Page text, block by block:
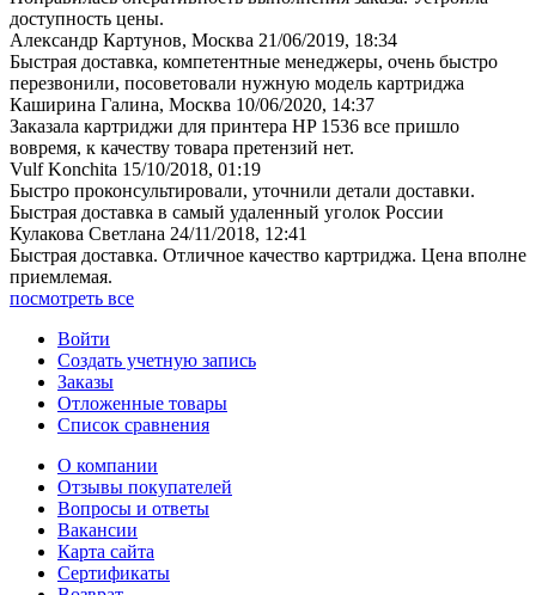
доступность цены.
Александр Картунов, Москва 21/06/2019, 18:34
Быстрая доставка, компетентные менеджеры, очень быстро
перезвонили, посоветовали нужную модель картриджа
Каширина Галина, Москва 10/06/2020, 14:37
Заказала картриджи для принтера HP 1536 все пришло
вовремя, к качеству товара претензий нет.
Vulf Konchita 15/10/2018, 01:19
Быстро проконсультировали, уточнили детали доставки.
Быстрая доставка в самый удаленный уголок России
Кулакова Светлана 24/11/2018, 12:41
Быстрая доставка. Отличное качество картриджа. Цена вполне
приемлемая.
посмотреть все
Войти
Создать учетную запись
Заказы
Отложенные товары
Список сравнения
О компании
Отзывы покупателей
Вопросы и ответы
Вакансии
Карта сайта
Сертификаты